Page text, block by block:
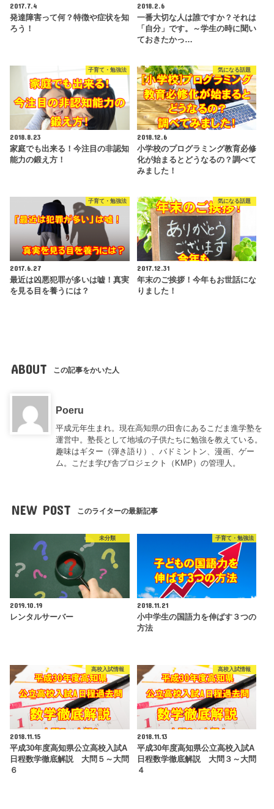
2017.7.4
発達障害って何？特徴や症状を知
ろう！
2018.2.6
一番大切な人は誰ですか？それは
「自分」です。～学生の時に聞い
ておきたかっ…
子育て・勉強法
2018.8.23
家庭でも出来る！今注目の非認知
能力の鍛え方！
気になる話題
2018.12.6
小学校のプログラミング教育必修
化が始まるとどうなるの？調べて
みました！
子育て・勉強法
2017.6.27
最近は凶悪犯罪が多いは嘘！真実
を見る目を養うには？
気になる話題
2017.12.31
年末のご挨拶！今年もお世話にな
りました！
ABOUT この記事をかいた人
Poeru
平成元年生まれ。現在高知県の田舎にあるこだま進学塾を
運営中。塾長として地域の子供たちに勉強を教えている。
趣味はギター（弾き語り）、バドミントン、漫画、ゲー
ム。こだま学び舎プロジェクト（KMP）の管理人。
NEW POST このライターの最新記事
未分類
2019.10.19
レンタルサーバー
子育て・勉強法
2018.11.21
小中学生の国語力を伸ばす３つの
方法
高校入試情報
2018.11.15
平成30年度高知県公立高校入試A
日程数学徹底解説 大問５～大問
６
高校入試情報
2018.11.13
平成30年度高知県公立高校入試A
日程数学徹底解説 大問３～大問
４